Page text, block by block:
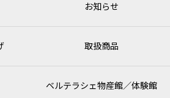
お知らせ
取扱商品
ベルテラシェ物産館／体験館